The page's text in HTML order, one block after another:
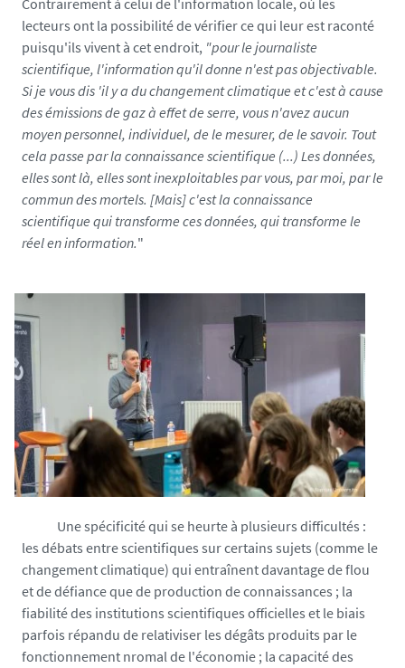
Contrairement à celui de l'information locale, où les
lecteurs ont la possibilité de vérifier ce qui leur est raconté
puisqu'ils vivent à cet endroit, "pour le journaliste
scientifique, l'information qu'il donne n'est pas objectivable.
Si je vous dis 'il y a du changement climatique et c'est à cause
des émissions de gaz à effet de serre, vous n'avez aucun
moyen personnel, individuel, de le mesurer, de le savoir. Tout
cela passe par la connaissance scientifique (...) Les données,
elles sont là, elles sont inexploitables par vous, par moi, par le
commun des mortels. [Mais] c'est la connaissance
scientifique qui transforme ces données, qui transforme le
réel en information."
Une spécificité qui se heurte à plusieurs difficultés :
les débats entre scientifiques sur certains sujets (comme le
changement climatique) qui entraînent davantage de flou
et de défiance que de production de connaissances ; la
fiabilité des institutions scientifiques officielles et le biais
parfois répandu de relativiser les dégâts produits par le
fonctionnement nromal de l'économie ; la capacité des